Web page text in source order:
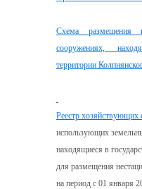
Схема размещения
сооружениях,
территории
Реестр хозяйствующих
использующих
находящиеся в
для размещения
на период с 01 января